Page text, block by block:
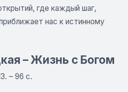
где каждый шаг,
нас к истинному
– Жизнь с Богом
– 96 с.